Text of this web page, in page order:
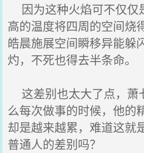
因为这种火焰可不仅仅
高的温度将四周的空间烧
皓晨施展空间瞬移异能躲
灼，不死也得去半条命。
这差别也太大了点，萧
么每次做事的时候，他的
却是越来越累，难道这就
普通人的差别吗？